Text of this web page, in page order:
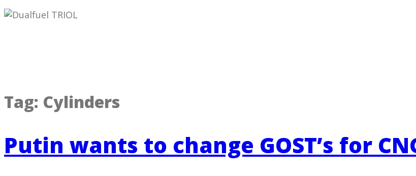
Tag: Cylinders
Putin wants to change GOST’s for